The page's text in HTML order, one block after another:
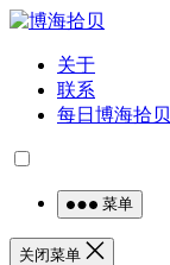
关于
联系
每日博海拾贝
菜单
关闭菜单